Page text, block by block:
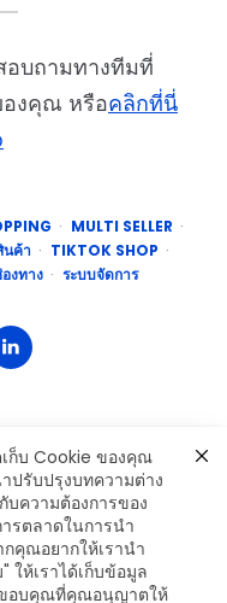
อบถามทางทีมที่
องคุณ หรือคลิกที่นี่
MULTI SELLER
นค้า
TIKTOK SHOP
งทาง ระบบจัดการ
ก็บ Cookie ของคุณ
ปรับปรุงบทความต่าง
บความต้องการของ
รตลาดในการนำ
คุณอยากให้เรานำ
ห้เราได้เก็บข้อมูล
ขอบคุณที่คุณอนุญาตให้